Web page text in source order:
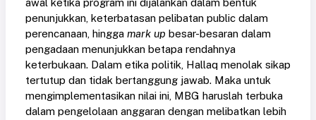
awal ketika program ini dijalankan dalam bentuk
penunjukkan, keterbatasan pelibatan public dalam
perencanaan, hingga mark up besar-besaran dalam
pengadaan menunjukkan betapa rendahnya
keterbukaan. Dalam etika politik, Hallaq menolak sikap
tertutup dan tidak bertanggung jawab. Maka untuk
mengimplementasikan nilai ini, MBG haruslah terbuka
dalam pengelolaan anggaran dengan melibatkan lebih